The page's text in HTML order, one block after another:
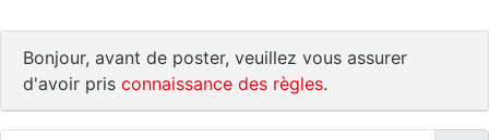
Bonjour, avant de poster, veuillez vous assurer
d'avoir pris connaissance des règles.